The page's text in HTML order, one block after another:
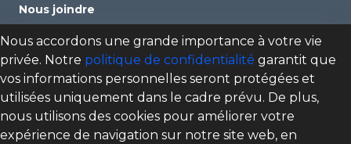
Nous joindre
Politique de confidentialité
Direction des programmes santé mentale, dépendance
et itinérance (DPSMDI) de Santé Québec Centre-Sud-de-
l'Île-de-Montréal – Universitaire
cpmd.ccsmtl@ssss.gouv.qc.ca
Nous accordons une grande importance à votre vie
privée. Notre politique de confidentialité garantit que
vos informations personnelles seront protégées et
utilisées uniquement dans le cadre prévu. De plus,
nous utilisons des cookies pour améliorer votre
expérience de navigation sur notre site web, en